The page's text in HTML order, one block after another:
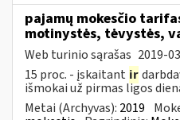
pajamų mokesčio
motinystės, tėvystės,
Web turinio sąrašas 2019-
15 proc. - įskaitant ir
išmokai už pirmas ligos
Metai (Archyvas): 2019